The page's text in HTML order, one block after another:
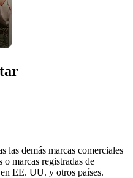
las demás marcas comerciales
marcas registradas de
EE. UU. y otros países.